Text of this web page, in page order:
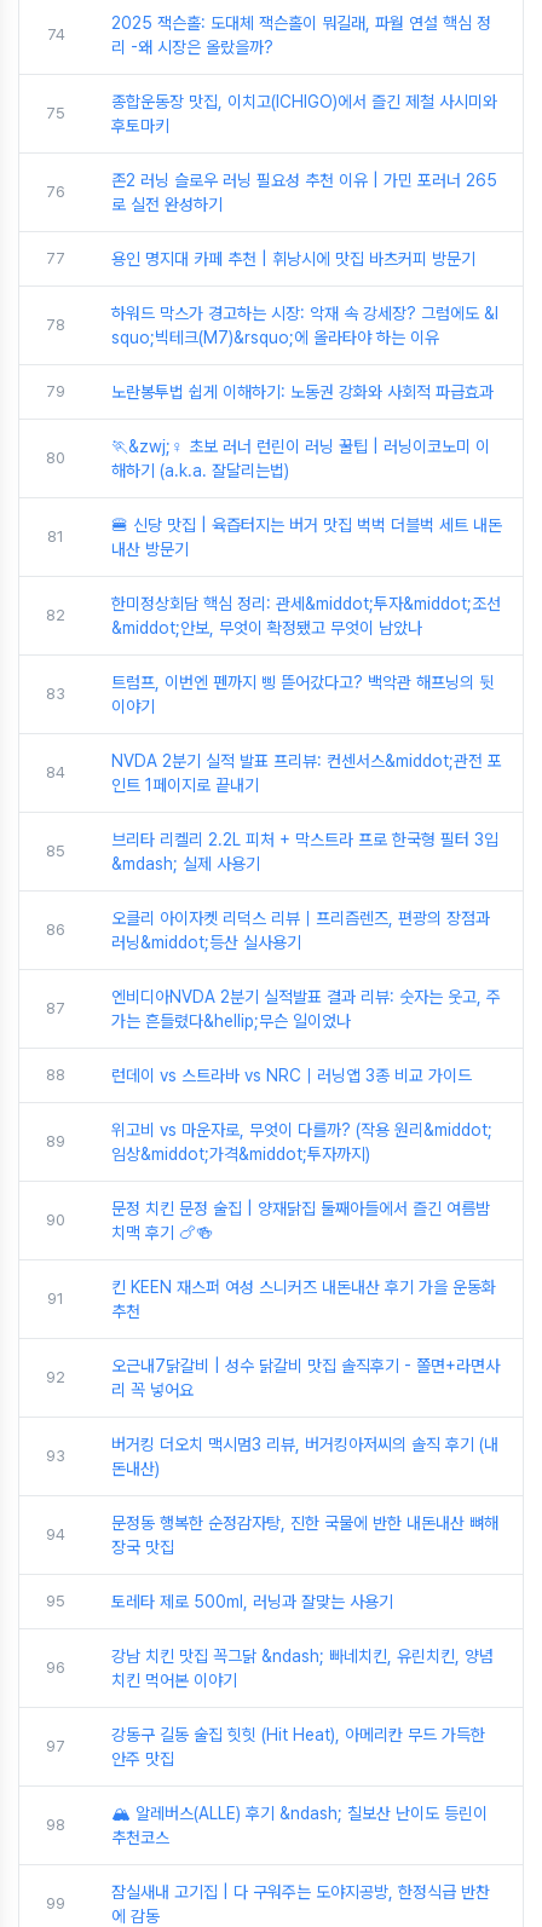
74
2025 잭슨홀: 도대체 잭슨홀이 뭐길래, 파월 연설 핵심 정
리 -왜 시장은 올랐을까?
75
종합운동장 맛집, 이치고(ICHIGO)에서 즐긴 제철 사시미와
후토마키
76
존2 러닝 슬로우 러닝 필요성 추천 이유 | 가민 포러너 265
로 실전 완성하기
77 용인 명지대 카페 추천 | 휘낭시에 맛집 바츠커피 방문기
78
하워드 막스가 경고하는 시장: 악재 속 강세장? 그럼에도 &l
squo;빅테크(M7)&rsquo;에 올라타야 하는 이유
79 노란봉투법 쉽게 이해하기: 노동권 강화와 사회적 파급효과
80
🏃&zwj;♀️ 초보 러너 런린이 러닝 꿀팁 | 러닝이코노미 이
해하기 (a.k.a. 잘달리는법)
81
🍔 신당 맛집 | 육즙터지는 버거 맛집 벅벅 더블벅 세트 내돈
내산 방문기
82
한미정상회담 핵심 정리: 관세&middot;투자&middot;조선
&middot;안보, 무엇이 확정됐고 무엇이 남았나
83
트럼프, 이번엔 펜까지 삥 뜯어갔다고? 백악관 해프닝의 뒷
이야기
84
NVDA 2분기 실적 발표 프리뷰: 컨센서스&middot;관전 포
인트 1페이지로 끝내기
85
브리타 리켈리 2.2L 피처 + 막스트라 프로 한국형 필터 3입
&mdash; 실제 사용기
86
오클리 아이자켓 리덕스 리뷰｜프리즘렌즈, 편광의 장점과
러닝&middot;등산 실사용기
87
엔비디아NVDA 2분기 실적발표 결과 리뷰: 숫자는 웃고, 주
가는 흔들렸다&hellip;무슨 일이었나
88 런데이 vs 스트라바 vs NRC｜러닝앱 3종 비교 가이드
89
위고비 vs 마운자로, 무엇이 다를까? (작용 원리&middot;
임상&middot;가격&middot;투자까지)
90
문정 치킨 문정 술집 | 양재닭집 둘째아들에서 즐긴 여름밤
치맥 후기 🍗🍻
91
킨 KEEN 재스퍼 여성 스니커즈 내돈내산 후기 가을 운동화
추천
92
오근내7닭갈비 | 성수 닭갈비 맛집 솔직후기 - 쫄면+라면사
리 꼭 넣어요
93
버거킹 더오치 맥시멈3 리뷰, 버거킹아저씨의 솔직 후기 (내
돈내산)
94
문정동 행복한 순정감자탕, 진한 국물에 반한 내돈내산 뼈해
장국 맛집
95 토레타 제로 500ml, 러닝과 잘맞는 사용기
96
강남 치킨 맛집 꼭그닭 &ndash; 빠네치킨, 유린치킨, 양념
치킨 먹어본 이야기
97
강동구 길동 술집 힛힛 (Hit Heat), 아메리칸 무드 가득한
안주 맛집
98
🏔️ 알레버스(ALLE) 후기 &ndash; 칠보산 난이도 등린이
추천코스
99
잠실새내 고기집 | 다 구워주는 도야지공방, 한정식급 반찬
에 감동